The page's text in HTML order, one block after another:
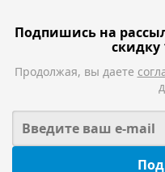
Подпишись на
скидку
Продолжая, вы даете